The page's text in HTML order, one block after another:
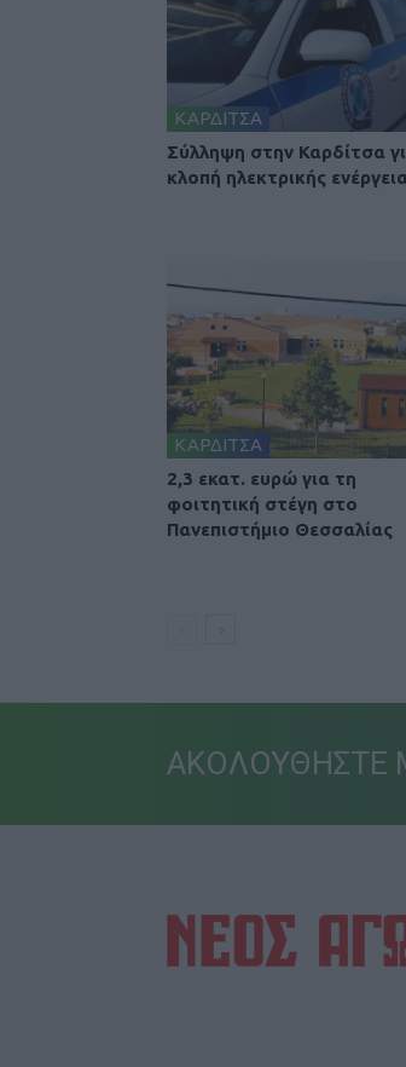
ΚΑΡΔΙΤΣΑ
Σύλληψη στην Καρδίτσα
κλοπή ηλεκτρικής
ΚΑΡΔΙΤΣΑ
2,3 εκατ. ευρώ για τη
φοιτητική στέγη στο
Πανεπιστήμιο Θεσσαλίας
ΑΚΟΛΟΥΘΗΣΤΕ